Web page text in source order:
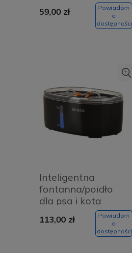
59,00 zł
Powiadom
o
dostępności
Inteligentna
fontanna/poidło
dla psa i kota
(czarne)
113,00 zł
Powiadom
o
dostępności